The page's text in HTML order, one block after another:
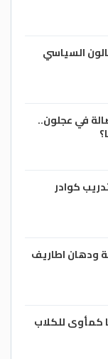
السياسي
في عجلون..
كوادر
ودهان اطاريف
كمأوى للكلاب